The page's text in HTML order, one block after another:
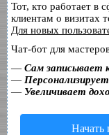
Тот, кто работает в
клиентам о
Для новых
Чат-бот для
— Сам записывает
—
— Увеличивает
Начать